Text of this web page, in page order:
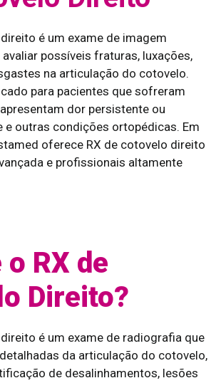
é um exame de imagem
possíveis fraturas, luxações,
na articulação do cotovelo.
para pacientes que sofreram
dor persistente ou
e outras condições ortopédicas. Em
oferece RX de cotovelo direito
e profissionais altamente
o RX de
Direito?
é um exame de radiografia que
da articulação do cotovelo,
de desalinhamentos, lesões